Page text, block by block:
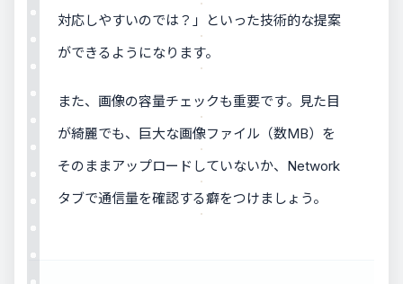
対応しやすいのでは？」といった技術的な提案
ができるようになります。
また、画像の容量チェックも重要です。見た目
が綺麗でも、巨大な画像ファイル（数MB）を
そのままアップロードしていないか、Network
タブで通信量を確認する癖をつけましょう。